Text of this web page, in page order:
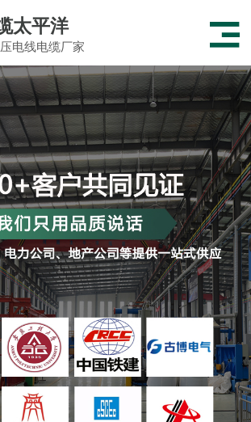
太平洋
电线电缆厂家